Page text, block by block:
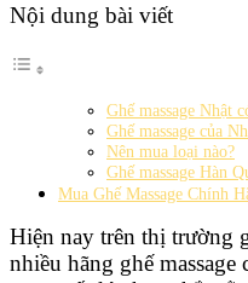
Nội dung bài viết
Ghế massage Nhật
Ghế massage của
Nên mua loại nào?
Ghế massage Hàn
Mua Ghế Massage Chính
Hiện nay trên thị trường
nhiều hãng ghế